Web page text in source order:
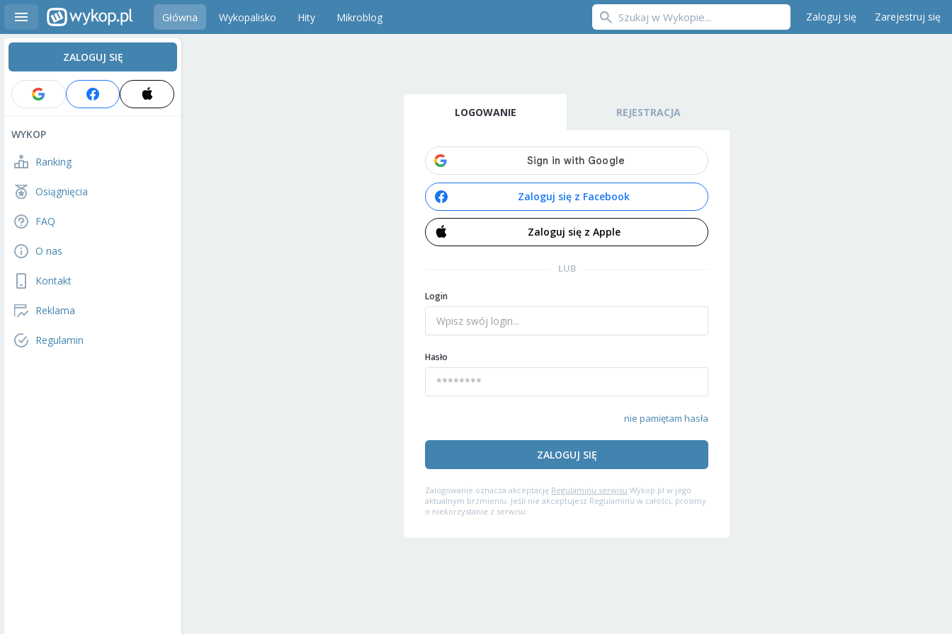
Główna Wykopalisko Hity Mikroblog Zaloguj się Zarejestruj się
ZALOGUJ SIĘ
WYKOP
Ranking
Osiągnięcia
FAQ
O nas
Kontakt
Reklama
Regulamin
LOGOWANIE REJESTRACJA
Zaloguj się z Facebook
Zaloguj się z Apple
LUB
Login
Hasło
nie pamiętam hasła
ZALOGUJ SIĘ
Zalogowanie oznacza akceptację Regulaminu serwisu Wykop.pl w jego
aktualnym brzmieniu. Jeśli nie akceptujesz Regulaminu w całości, prosimy
o niekorzystanie z serwisu.